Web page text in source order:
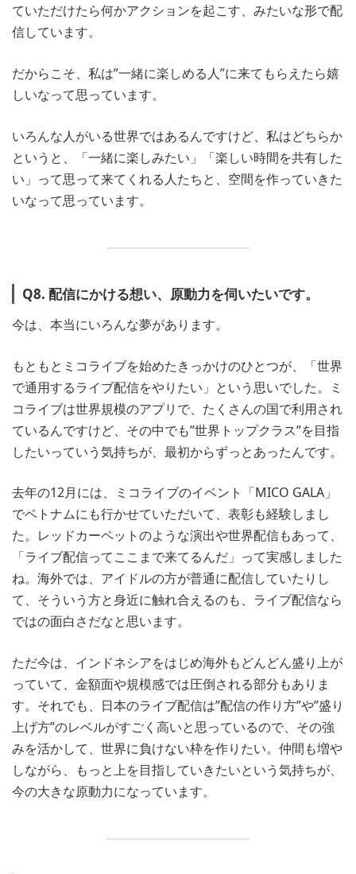
ていただけたら何かアクションを起こす、みたいな形で配
信しています。
だからこそ、私は”一緒に楽しめる人”に来てもらえたら嬉
しいなって思っています。
いろんな人がいる世界ではあるんですけど、私はどちらか
というと、「一緒に楽しみたい」「楽しい時間を共有した
い」って思って来てくれる人たちと、空間を作っていきた
いなって思っています。
Q8. 配信にかける想い、原動力を伺いたいです。
今は、本当にいろんな夢があります。
もともとミコライブを始めたきっかけのひとつが、「世界
で通用するライブ配信をやりたい」という思いでした。ミ
コライブは世界規模のアプリで、たくさんの国で利用され
ているんですけど、その中でも”世界トップクラス”を目指
したいっていう気持ちが、最初からずっとあったんです。
去年の12月には、ミコライブのイベント「MICO GALA」
でベトナムにも行かせていただいて、表彰も経験しまし
た。レッドカーペットのような演出や世界配信もあって、
「ライブ配信ってここまで来てるんだ」って実感しました
ね。海外では、アイドルの方が普通に配信していたりし
て、そういう方と身近に触れ合えるのも、ライブ配信なら
ではの面白さだなと思います。
ただ今は、インドネシアをはじめ海外もどんどん盛り上が
っていて、金額面や規模感では圧倒される部分もありま
す。それでも、日本のライブ配信は”配信の作り方”や”盛り
上げ方”のレベルがすごく高いと思っているので、その強
みを活かして、世界に負けない枠を作りたい。仲間も増や
しながら、もっと上を目指していきたいという気持ちが、
今の大きな原動力になっています。